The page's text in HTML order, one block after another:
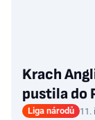
Krach
pustila do
Liga národů 11.